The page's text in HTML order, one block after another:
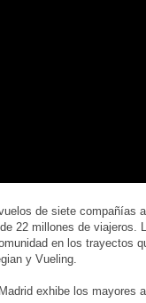
de siete compañías
22 millones de viajeros.
en los trayectos
y Vueling.
exhibe los mayores